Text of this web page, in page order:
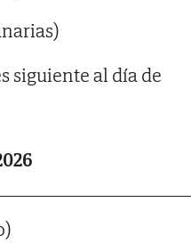
siguiente al día de